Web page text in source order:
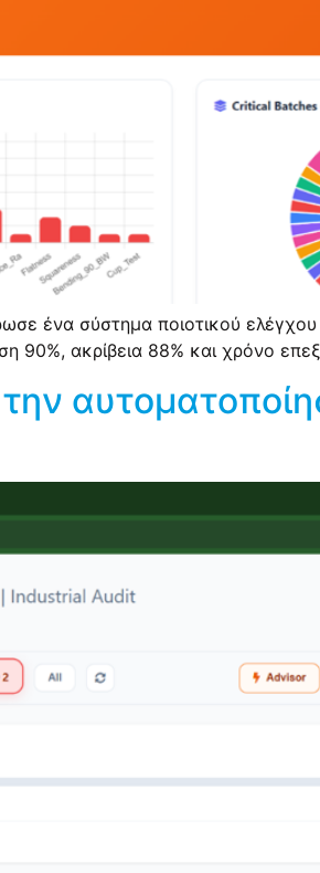
ένα σύστημα ποιοτικού
90%, ακρίβεια 88% και χρόνο